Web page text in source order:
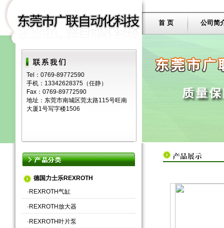
Tel：0769-89772590
手机：13342628375（任静）
Fax：0769-89772590
地址：东莞市南城区莞太路115号旺南
大厦1号写字楼1506
首 页 公司简
德国力士乐REXROTH
· REXROTH气缸
· REXROTH放大器
· REXROTH叶片泵